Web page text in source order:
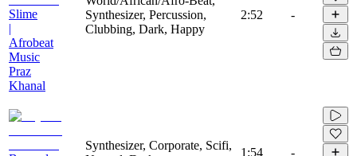
Slime
|
Afrobeat
Music
Praz
Khanal
Synthesizer, Percussion,
Clubbing, Dark, Happy
2:52 -
Synthesizer, Corporate, Scifi,
1:54 -